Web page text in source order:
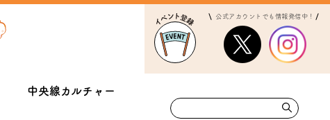
公式アカウントでも情報発信中！
中央線カルチャー